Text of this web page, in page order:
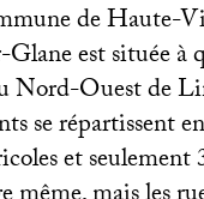
de Haute-
est située à
Nord-Ouest de
se répartissent
et